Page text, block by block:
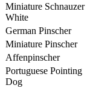
Miniature Schnauzer
White
German Pinscher
Miniature Pinscher
Affenpinscher
Portuguese Pointing
Dog